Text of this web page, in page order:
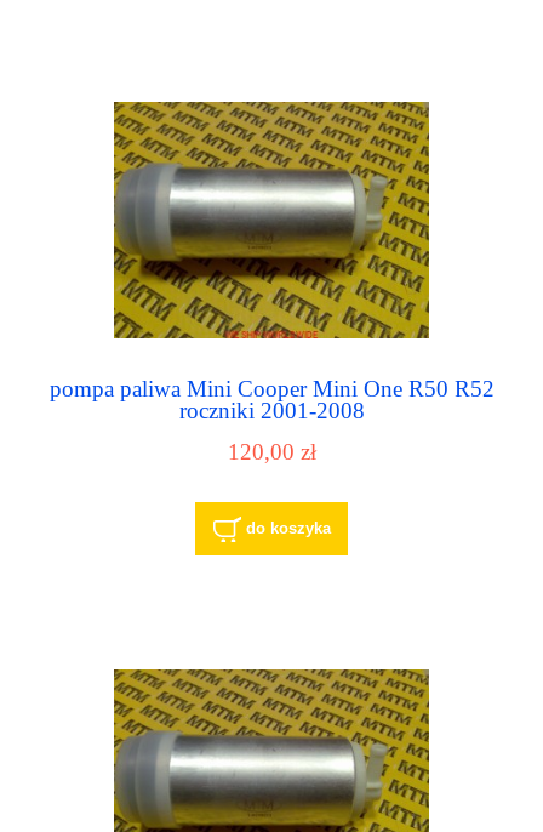
pompa paliwa Mini Cooper Mini One R50 R52
roczniki 2001-2008
120,00 zł
do koszyka